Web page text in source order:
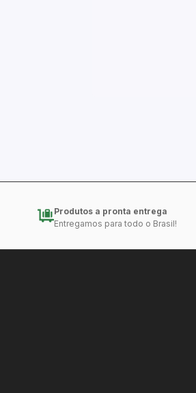
Produtos a pronta entrega
Entregamos para todo o Brasil!